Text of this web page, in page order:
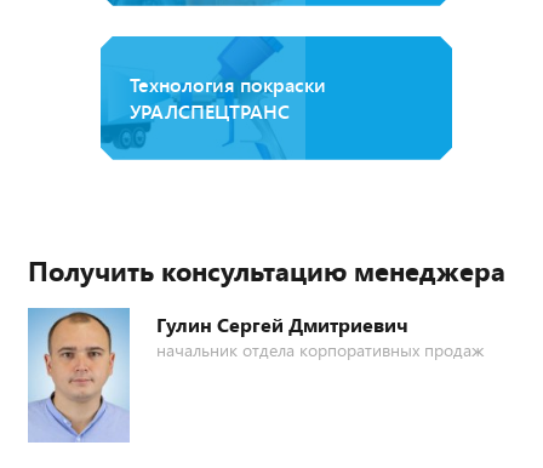
Технология покраски
УРАЛСПЕЦТРАНС
Получить консультацию менеджера
Гулин Сергей Дмитриевич
начальник отдела корпоративных продаж